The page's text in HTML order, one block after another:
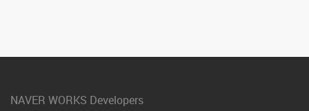
NAVER WORKS Developers